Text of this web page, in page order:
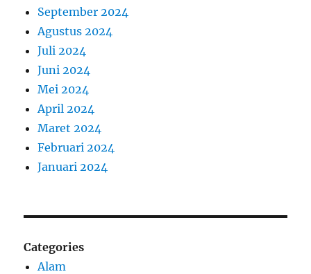
September 2024
Agustus 2024
Juli 2024
Juni 2024
Mei 2024
April 2024
Maret 2024
Februari 2024
Januari 2024
Categories
Alam